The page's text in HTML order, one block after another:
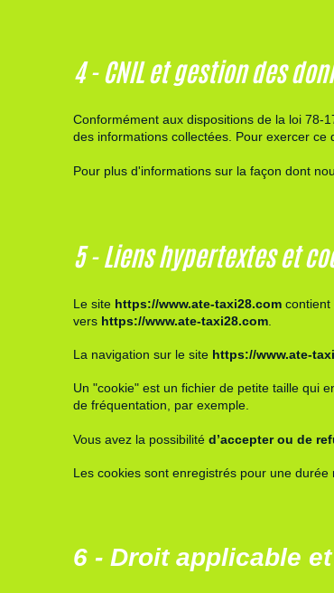
4 - CNIL et gestion des
Conformément aux dispositions de la loi 78-
des informations collectées. Pour exercer
Pour plus d'informations sur la façon dont
5 - Liens hypertextes et
Le site https://www.ate-taxi28.comcontient
vers https://www.ate-taxi28.com.
La navigation sur le site https://www.ate-
Un "cookie" est un fichier de petite taille qui
de fréquentation, par exemple.
Vous avez la possibilité d’accepter ou de
Les cookies sont enregistrés pour une durée
6 - Droit applicable